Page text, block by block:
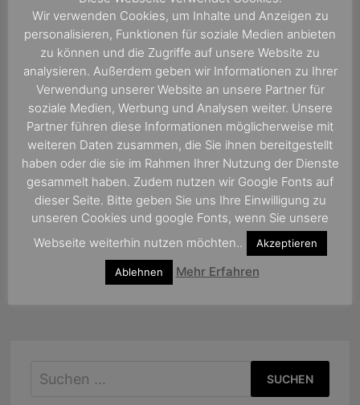
Suchen
Wir verwenden Cookies, um Inhalte und Anzeigen zu
personalisieren, Funktionen für soziale Medien anbieten
zu können und die Zugriffe auf unsere Website zu
analysieren. Außerdem geben wir Informationen zu Ihrer
Verwendung unserer Website an unsere Partner für
soziale Medien, Werbung und Analysen weiter. Unsere
Partner führen diese Informationen möglicherweise mit
weiteren Daten zusammen, die Sie ihnen bereitgestellt
haben oder die sie im Rahmen Ihrer Nutzung der Dienste
gesammelt haben. Zudem nutzen wir Google Fonts auf
dieser Seite. Bitte geben Sie uns Ihre Einwilligung zu
unseren Cookies und google Fonts, wenn Sie unsere
Webseite weiterhin nutzen möchten..
Akzeptieren
Ablehnen Mehr Erfahren